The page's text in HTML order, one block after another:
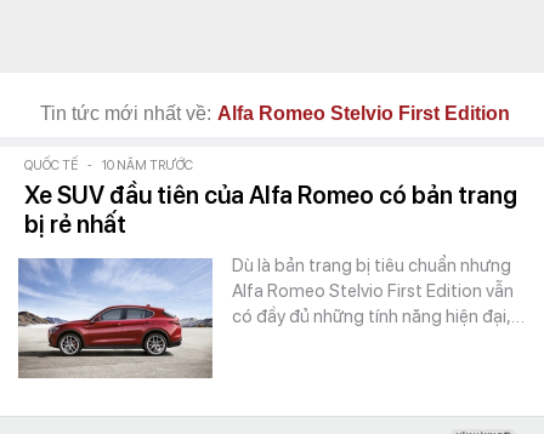
Tin tức mới nhất về: Alfa Romeo Stelvio First Edition
QUỐC TẾ - 10 NĂM TRƯỚC
Xe SUV đầu tiên của Alfa Romeo có bản trang
bị rẻ nhất
Dù là bản trang bị tiêu chuẩn nhưng
Alfa Romeo Stelvio First Edition vẫn
có đầy đủ những tính năng hiện đại,…